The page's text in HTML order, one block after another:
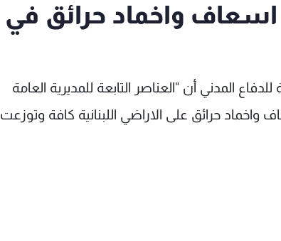
اسعاف واخماد حرائق في
للدفاع المدني أن "العناصر التابعة للمديرية العامة
حرائق على الاراضي اللبنانية كافة وتوزعت